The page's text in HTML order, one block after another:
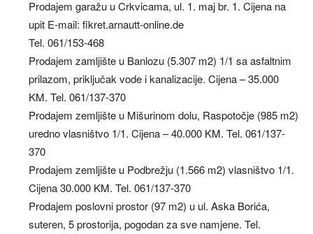
Prodajem garažu u Crkvicama, ul. 1. maj br. 1. Cijena na
upit E-mail: fikret.arnautt-online.de
Tel. 061/153-468
Prodajem zamljište u Banlozu (5.307 m2) 1/1 sa asfaltnim
prilazom, priključak vode i kanalizacije. Cijena – 35.000
KM. Tel. 061/137-370
Prodajem zemljište u Mišurinom dolu, Raspotočje (985 m2)
uredno vlasništvo 1/1. Cijena – 40.000 KM. Tel. 061/137-
370
Prodajem zemljište u Podbrežju (1.566 m2) vlasništvo 1/1.
Cijena 30.000 KM. Tel. 061/137-370
Prodajem poslovni prostor (97 m2) u ul. Aska Borića,
suteren, 5 prostorija, pogodan za sve namjene. Tel.